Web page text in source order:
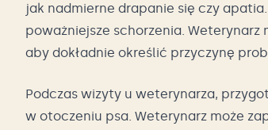
jak nadmierne drapanie się czy
poważniejsze schorzenia.
aby dokładnie określić przyczynę
Podczas wizyty u weterynarza,
w otoczeniu psa. Weterynarz może